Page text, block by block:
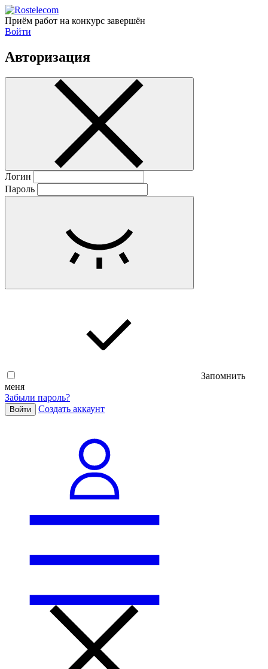
Приём работ на конкурс завершён
Войти
Авторизация
Логин
Пароль
Запомнить
меня
Забыли пароль?
Войти Cоздать аккаунт